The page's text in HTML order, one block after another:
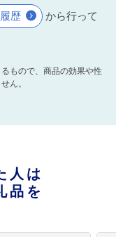
歴
から行って
もので、商品の効果や性
ん。
人は
品を